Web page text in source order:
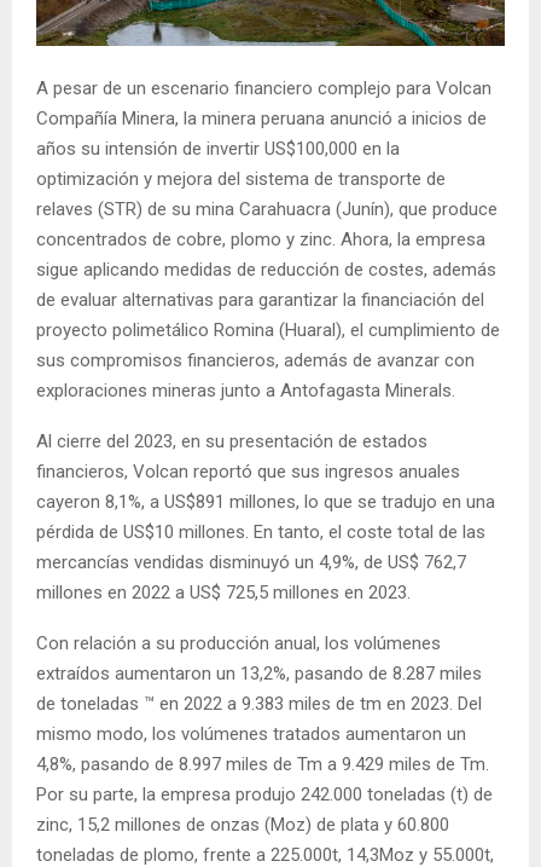
A pesar de un escenario financiero complejo para Volcan
Compañía Minera, la minera peruana anunció a inicios de
años su intensión de invertir US$100,000 en la
optimización y mejora del sistema de transporte de
relaves (STR) de su mina Carahuacra (Junín), que produce
concentrados de cobre, plomo y zinc. Ahora, la empresa
sigue aplicando medidas de reducción de costes, además
de evaluar alternativas para garantizar la financiación del
proyecto polimetálico Romina (Huaral), el cumplimiento de
sus compromisos financieros, además de avanzar con
exploraciones mineras junto a Antofagasta Minerals.
Al cierre del 2023, en su presentación de estados
financieros, Volcan reportó que sus ingresos anuales
cayeron 8,1%, a US$891 millones, lo que se tradujo en una
pérdida de US$10 millones. En tanto, el coste total de las
mercancías vendidas disminuyó un 4,9%, de US$ 762,7
millones en 2022 a US$ 725,5 millones en 2023.
Con relación a su producción anual, los volúmenes
extraídos aumentaron un 13,2%, pasando de 8.287 miles
de toneladas ™ en 2022 a 9.383 miles de tm en 2023. Del
mismo modo, los volúmenes tratados aumentaron un
4,8%, pasando de 8.997 miles de Tm a 9.429 miles de Tm.
Por su parte, la empresa produjo 242.000 toneladas (t) de
zinc, 15,2 millones de onzas (Moz) de plata y 60.800
toneladas de plomo, frente a 225.000t, 14,3Moz y 55.000t,